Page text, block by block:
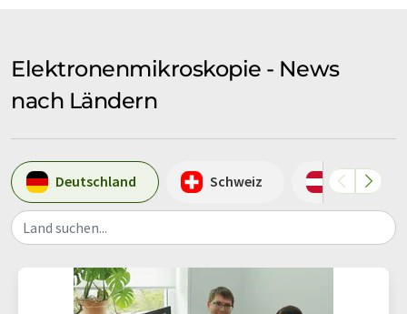
Elektronenmikroskopie - News
nach Ländern
Deutschland Schweiz Österreich
Land suchen...